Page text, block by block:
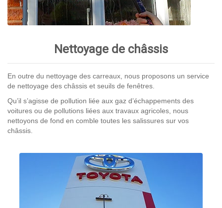
Nettoyage de châssis
En outre du nettoyage des carreaux, nous proposons un service
de nettoyage des châssis et seuils de fenêtres.
Qu’il s’agisse de pollution liée aux gaz d’échappements des
voitures ou de pollutions liées aux travaux agricoles, nous
nettoyons de fond en comble toutes les salissures sur vos
châssis.